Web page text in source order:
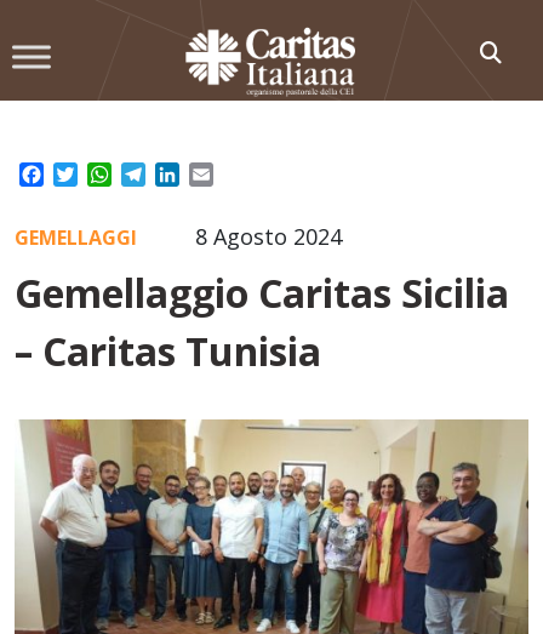
to
Facebook
TwitterWhatsApp
TelegramLinkedIn
8 Agosto 2024
GEMELLAGGI
Gemellaggio Caritas Sicilia
– Caritas Tunisia